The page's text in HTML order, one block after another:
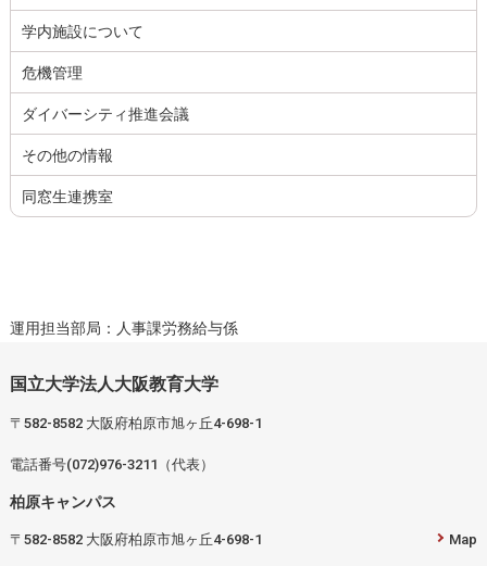
学内施設について
危機管理
ダイバーシティ推進会議
その他の情報
同窓生連携室
運用担当部局：人事課労務給与係
国立大学法人大阪教育大学
〒582-8582 大阪府柏原市旭ヶ丘4-698-1
電話番号(072)976-3211（代表）
柏原キャンパス
〒582-8582 大阪府柏原市旭ヶ丘4-698-1 Map